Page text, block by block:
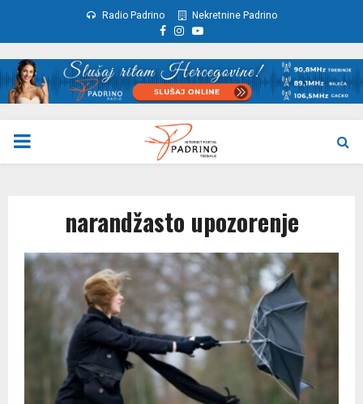
Radio Padrino Nekretnine Padrino
Facebook
Instagram
Youtube
PRIMARY
narandžasto upozorenje